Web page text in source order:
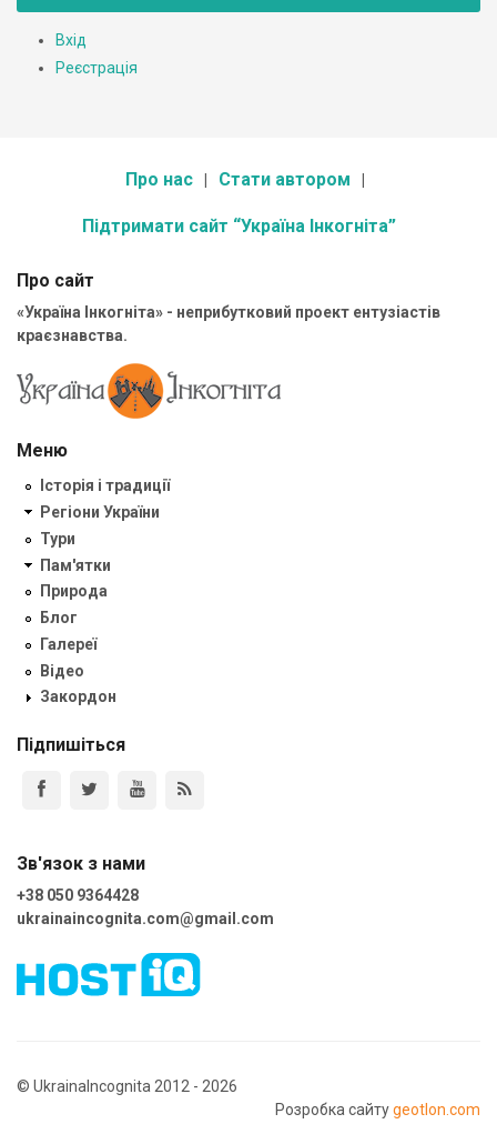
Вхід
Реєстрація
Про нас Стати автором
Підтримати сайт “Україна Інкогніта”
Про сайт
«Україна Інкогніта» - неприбутковий проект ентузіастів
краєзнавства.
Меню
Історія і традиції
Регіони України
Тури
Пам'ятки
Природа
Блог
Галереї
Відео
Закордон
Підпишіться
Зв'язок з нами
+38 050 9364428
ukrainaincognita.com@gmail.com
© UkrainaIncognita 2012 - 2026
Розробка сайтуgeotlon.com